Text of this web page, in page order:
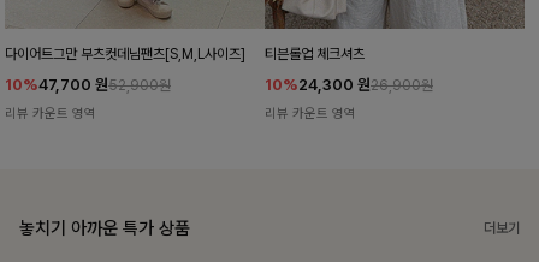
다이어트그만 부츠컷데님팬츠[S,M,L사이즈]
10%47,700 원52,900원
리뷰 카운트 영역
티븐롤업 체크셔츠
10%24,300 원26,900원
리뷰 카운트 영역
놓치기 아까운 특가 상품 더보기